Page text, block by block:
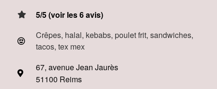
5/5 (voir les 6 avis)
Crêpes, halal, kebabs, poulet frit, sandwiches,
tacos, tex mex
67, avenue Jean Jaurès
51100 Reims